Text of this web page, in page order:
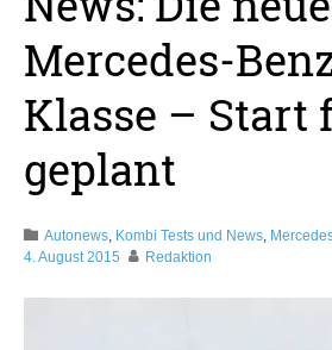
Mercedes-
Klasse – Start
geplant
Autonews, Kombi Tests und News,
4. August 2015
Redaktion